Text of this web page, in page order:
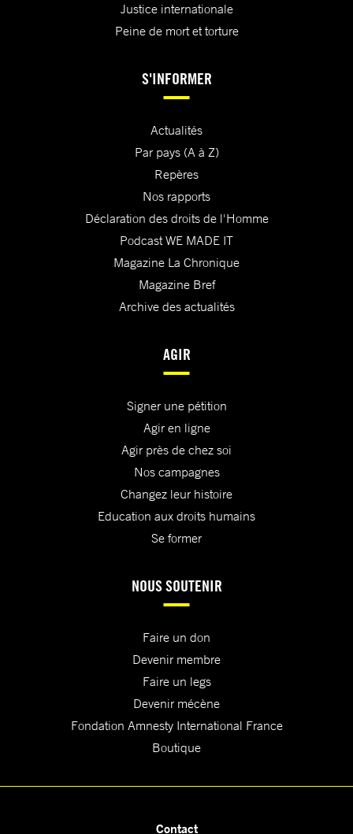
Justice internationale
Peine de mort et torture
S'INFORMER
Actualités
Par pays (A à Z)
Repères
Nos rapports
Déclaration des droits de l'Homme
Podcast WE MADE IT
Magazine La Chronique
Magazine Bref
Archive des actualités
AGIR
Signer une pétition
Agir en ligne
Agir près de chez soi
Nos campagnes
Changez leur histoire
Education aux droits humains
Se former
NOUS SOUTENIR
Faire un don
Devenir membre
Faire un legs
Devenir mécène
Fondation Amnesty International France
Boutique
Contact